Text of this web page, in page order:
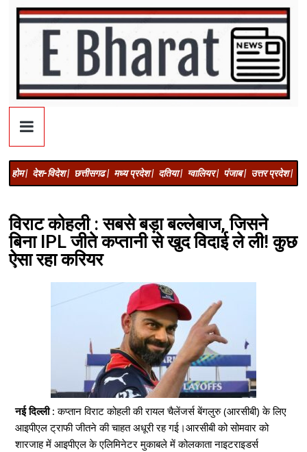
होम | देश-विदेश | छत्तीसगढ | मध्य प्रदेश | दतिया | ग्वालियर | पंजाब | उत्तर प्रदेश |
विराट कोहली : सबसे बड़ा बल्लेबाज, जिसने
बिना IPL जीते कप्तानी से खुद विदाई ले ली! कुछ
ऐसा रहा करियर
नई दिल्ली : कप्तान विराट कोहली की रायल चैलेंजर्स बेंगलुरु (आरसीबी) के लिए
आइपीएल ट्राफी जीतने की चाहत अधूरी रह गई।आरसीबी को सोमवार को
शारजाह में आइपीएल के एलिमिनेटर मुकाबले में कोलकाता नाइटराइडर्स